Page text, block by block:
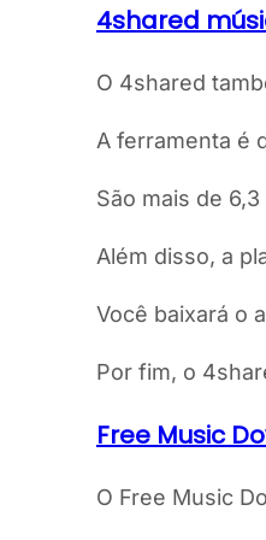
4shared
O 4shared
A ferramenta é
São mais de
Além disso, a
Você baixará o
Por fim, o
Free Music
O Free Music